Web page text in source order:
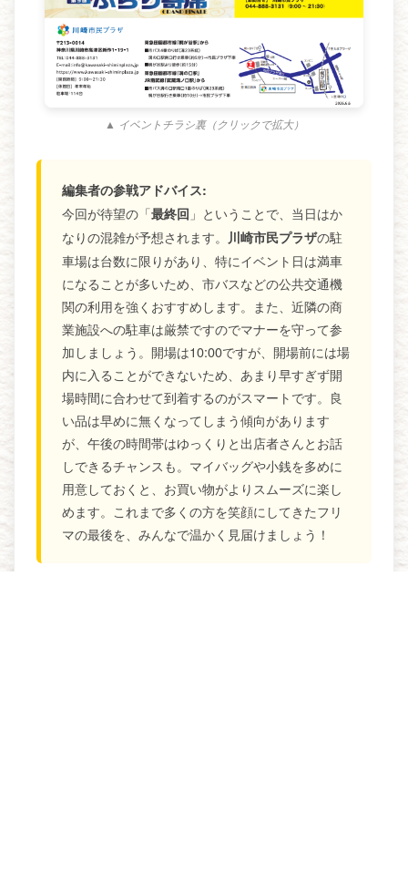
▲ イベントチラシ裏（クリックで拡大）
編集者の参戦アドバイス:
今回が待望の「最終回 」ということで、当日はか
なりの混雑が予想されます。 川崎市民プラザの駐
車場は台数に限りがあり、特にイベント日は満車
になることが多いため、市バスなどの公共交通機
関の利用を強くおすすめします。また、近隣の商
業施設への駐車は厳禁ですのでマナーを守って参
加しましょう。開場は10:00ですが、開場前には場
内に入ることができないため、あまり早すぎず開
場時間に合わせて到着するのがスマートです。良
い品は早めに無くなってしまう傾向があります
が、午後の時間帯はゆっくりと出店者さんとお話
しできるチャンスも。マイバッグや小銭を多めに
用意しておくと、お買い物がよりスムーズに楽し
めます。これまで多くの方を笑顔にしてきたフリ
マの最後を、みんなで温かく見届けましょう！